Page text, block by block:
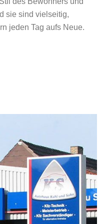
sie sind vielseitig,
jeden Tag aufs Neue.